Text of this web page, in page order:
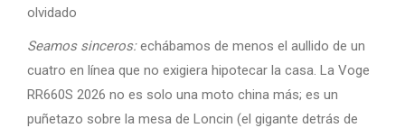
olvidado
Seamos sinceros:echábamos de menos el aullido de un
cuatro en línea que no exigiera hipotecar la casa. La Voge
RR660S 2026 no es solo una moto china más; es un
puñetazo sobre la mesa de Loncin (el gigante detrás de